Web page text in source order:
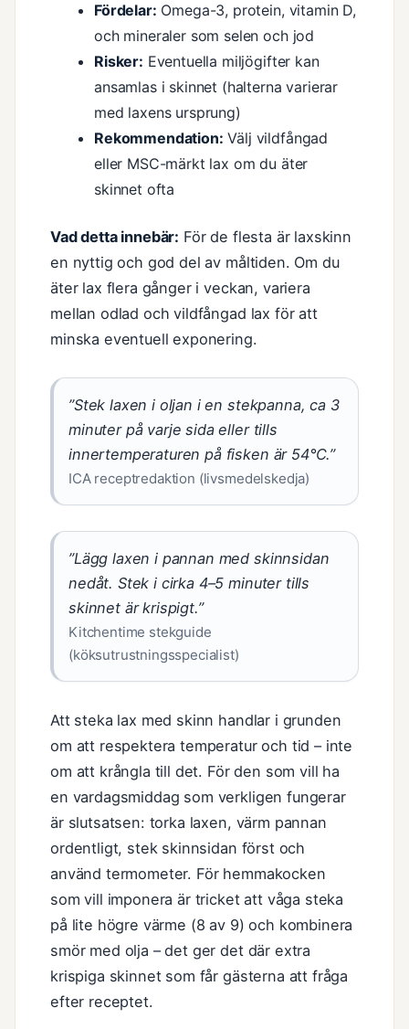
Fördelar: Omega-3, protein, vitamin D,
och mineraler som selen och jod
Risker: Eventuella miljögifter kan
ansamlas i skinnet (halterna varierar
med laxens ursprung)
Rekommendation: Välj vildfångad
eller MSC-märkt lax om du äter
skinnet ofta
Vad detta innebär: För de flesta är laxskinn
en nyttig och god del av måltiden. Om du
äter lax flera gånger i veckan, variera
mellan odlad och vildfångad lax för att
minska eventuell exponering.
”Stek laxen i oljan i en stekpanna, ca 3
minuter på varje sida eller tills
innertemperaturen på fisken är 54°C.”
ICA receptredaktion (livsmedelskedja)
”Lägg laxen i pannan med skinnsidan
nedåt. Stek i cirka 4–5 minuter tills
skinnet är krispigt.”
Kitchentime stekguide
(köksutrustningsspecialist)
Att steka lax med skinn handlar i grunden
om att respektera temperatur och tid – inte
om att krångla till det. För den som vill ha
en vardagsmiddag som verkligen fungerar
är slutsatsen: torka laxen, värm pannan
ordentligt, stek skinnsidan först och
använd termometer. För hemmakocken
som vill imponera är tricket att våga steka
på lite högre värme (8 av 9) och kombinera
smör med olja – det ger det där extra
krispiga skinnet som får gästerna att fråga
efter receptet.